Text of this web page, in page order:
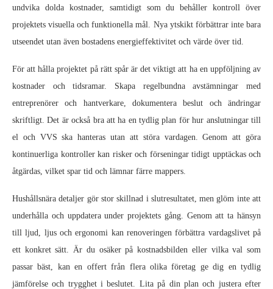
undvika dolda kostnader, samtidigt som du behåller kontroll över
projektets visuella och funktionella mål. Nya ytskikt förbättrar inte bara
utseendet utan även bostadens energieffektivitet och värde över tid.
För att hålla projektet på rätt spår är det viktigt att ha en uppföljning av
kostnader och tidsramar. Skapa regelbundna avstämningar med
entreprenörer och hantverkare, dokumentera beslut och ändringar
skriftligt. Det är också bra att ha en tydlig plan för hur anslutningar till
el och VVS ska hanteras utan att störa vardagen. Genom att göra
kontinuerliga kontroller kan risker och förseningar tidigt upptäckas och
åtgärdas, vilket spar tid och lämnar färre mappers.
Hushållsnära detaljer gör stor skillnad i slutresultatet, men glöm inte att
underhålla och uppdatera under projektets gång. Genom att ta hänsyn
till ljud, ljus och ergonomi kan renoveringen förbättra vardagslivet på
ett konkret sätt. Är du osäker på kostnadsbilden eller vilka val som
passar bäst, kan en offert från flera olika företag ge dig en tydlig
jämförelse och trygghet i beslutet. Lita på din plan och justera efter